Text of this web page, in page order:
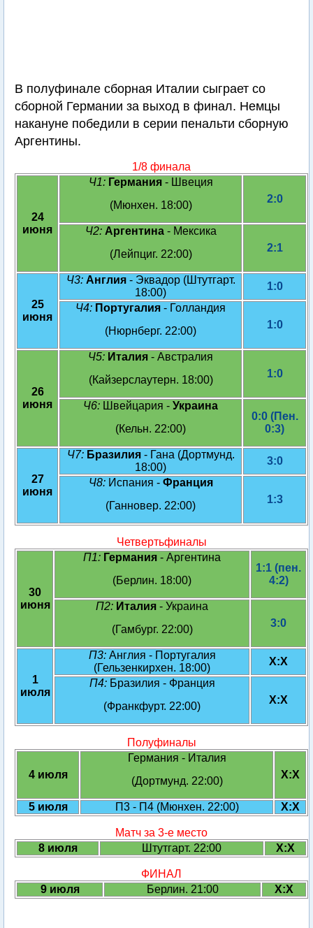
В полуфинале сборная Италии сыграет со
сборной Германии за выход в финал. Немцы
накануне победили в серии пенальти сборную
Аргентины.
1/8 финала
24
июня
Ч1: Германия- Швеция
(Мюнхен. 18:00)
2:0
Ч2: Аргентина- Мексика
(Лейпциг. 22:00)
2:1
25
июня
Ч3: Англия- Эквадор (Штутгарт.
18:00)
1:0
Ч4: Португалия - Голландия
(Нюрнберг. 22:00)
1:0
26
июня
Ч5: Италия - Австралия
(Кайзерслаутерн. 18:00)
1:0
Ч6: Швейцария - Украина
(Кельн. 22:00)
0:0 (Пен.
0:3)
27
июня
Ч7: Бразилия- Гана (Дортмунд.
18:00)
3:0
Ч8: Испания - Франция
(Ганновер. 22:00)
1:3
Четвертьфиналы
30
июня
П1: Германия - Аргентина
(Берлин. 18:00)
1:1 (пен.
4:2)
П2: Италия - Украина
(Гамбург. 22:00)
3:0
1
июля
П3: Англия - Португалия
(Гельзенкирхен. 18:00)
X:X
П4: Бразилия - Франция
(Франкфурт. 22:00)
X:X
Полуфиналы
4 июля
Германия - Италия
(Дортмунд. 22:00)
X:X
5 июля П3 - П4 (Мюнхен. 22:00) X:X
Матч за 3-е место
8 июля
Штутгарт. 22:00 X:X
ФИНАЛ
9 июля
Берлин. 21:00 X:X